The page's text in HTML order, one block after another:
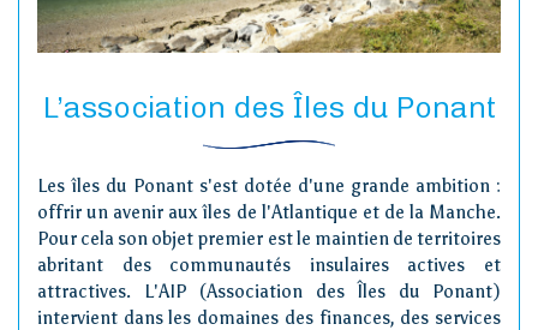
Actions de l’AIP
Contact
L’association des Îles du Ponant
Les îles du Ponant s'est dotée d'une grande ambition :
offrir un avenir aux îles de l'Atlantique et de la Manche.
Pour cela son objet premier est le maintien de territoires
abritant des communautés insulaires actives et
attractives. L'AIP (Association des Îles du Ponant)
intervient dans les domaines des finances, des services